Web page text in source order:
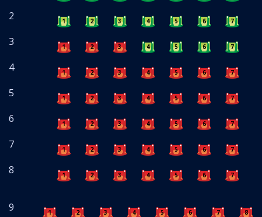
2 1 2 3 4 5 6 7
3 1 2 3 4 5 6 7
4 1 2 3 4 5 6 7
5 1 2 3 4 5 6 7
6 1 2 3 4 5 6 7
7 1 2 3 4 5 6 7
8 1 2 3 4 5 6 7
9 1 2 3 4 5 6 7 8